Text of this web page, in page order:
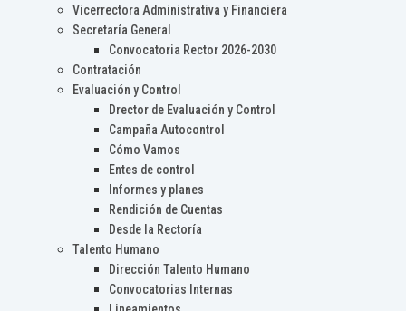
Vicerrectora Administrativa y Financiera
Secretaría General
Convocatoria Rector 2026-2030
Contratación
Evaluación y Control
Drector de Evaluación y Control
Campaña Autocontrol
Cómo Vamos
Entes de control
Informes y planes
Rendición de Cuentas
Desde la Rectoría
Talento Humano
Dirección Talento Humano
Convocatorias Internas